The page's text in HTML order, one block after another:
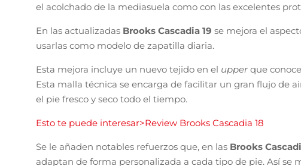
el acolchado de la mediasuela como con las excelentes
En las actualizadas Brooks Cascadia 19 se mejora el
usarlas como modelo de zapatilla diaria.
Esta mejora incluye un nuevo tejido en el upperque
Esta malla técnica se encarga de facilitar un gran flujo de
el pie fresco y seco todo el tiempo.
Esto te puede interesar>Review Brooks Cascadia 18
Se le añaden notables refuerzos que, en las Brooks
adaptan de forma personalizada a cada tipo de pie. Así